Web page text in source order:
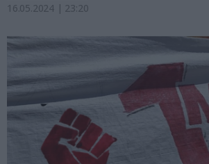
16.05.2024 | 23:20